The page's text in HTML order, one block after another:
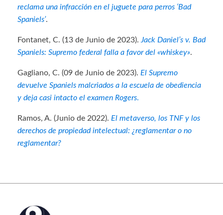
reclama una infracción en el juguete para perros ‘Bad
Spaniels’.
Fontanet, C. (13 de Junio de 2023). Jack Daniel’s v. Bad
Spaniels: Supremo federal falla a favor del «whiskey».
Gagliano, C. (09 de Junio de 2023). El Supremo
devuelve Spaniels malcriados a la escuela de obediencia
y deja casi intacto el examen Rogers.
Ramos, A. (Junio de 2022). El metaverso, los TNF y los
derechos de propiedad intelectual: ¿reglamentar o no
reglamentar?